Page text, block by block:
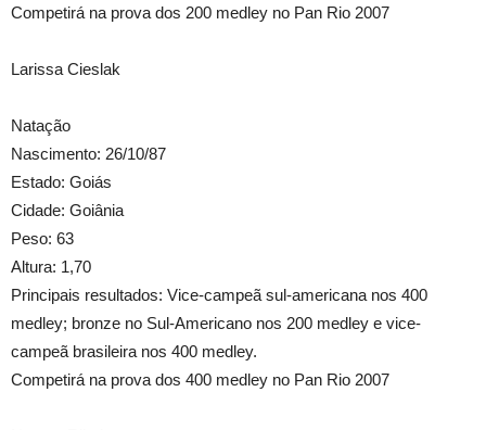
Competirá na prova dos 200 medley no Pan Rio 2007
Larissa Cieslak
Natação
Nascimento: 26/10/87
Estado: Goiás
Cidade: Goiânia
Peso: 63
Altura: 1,70
Principais resultados: Vice-campeã sul-americana nos 400
medley; bronze no Sul-Americano nos 200 medley e vice-
campeã brasileira nos 400 medley.
Competirá na prova dos 400 medley no Pan Rio 2007